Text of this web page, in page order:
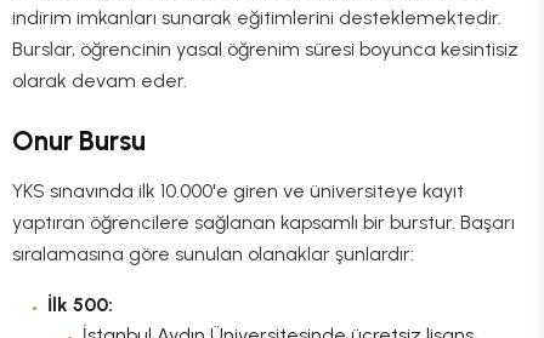
indirim imkanları sunarak eğitimlerini desteklemektedir.
Burslar, öğrencinin yasal öğrenim süresi boyunca kesintisiz
olarak devam eder.
Onur Bursu
YKS sınavında ilk 10.000'e giren ve üniversiteye kayıt
yaptıran öğrencilere sağlanan kapsamlı bir burstur. Başarı
sıralamasına göre sunulan olanaklar şunlardır:
İlk 500: